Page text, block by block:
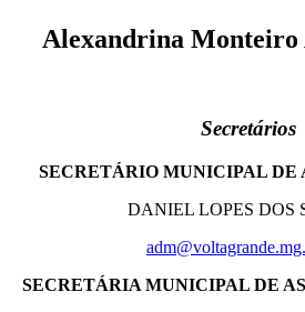
Alexandrina
Secretários
SECRETÁRIO MUNICIPAL DE
DANIEL LOPES DOS
SECRETÁRIA MUNICIPAL DE